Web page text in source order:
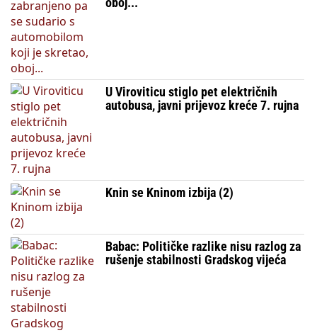
U Viroviticu stiglo pet električnih
autobusa, javni prijevoz kreće 7. rujna
Knin se Kninom izbija (2)
Babac: Političke razlike nisu razlog za
rušenje stabilnosti Gradskog vijeća